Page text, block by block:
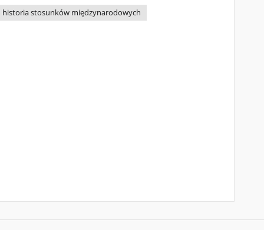
historia stosunków międzynarodowych